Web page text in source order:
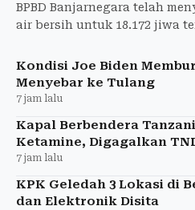
BPBD Banjarnegara telah
air bersih untuk 18.172 jiwa
Kondisi Joe Biden
Menyebar ke Tulang
7 jam lalu
Kapal Berbendera
Ketamine, Digagalkan
7 jam lalu
KPK Geledah 3 Lokasi di
dan Elektronik Disita